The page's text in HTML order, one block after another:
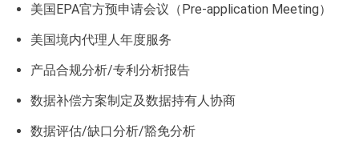
美国EPA官方预申请会议（Pre-application Meeting）
美国境内代理人年度服务
产品合规分析/专利分析报告
数据补偿方案制定及数据持有人协商
数据评估/缺口分析/豁免分析